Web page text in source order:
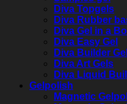
Diva Topgels
Diva Rubber
Diva Gel in a
Diva Easy Gel
Diva Builder
Diva Art Gels
Diva Liquid
Gelpolish
Magnetic